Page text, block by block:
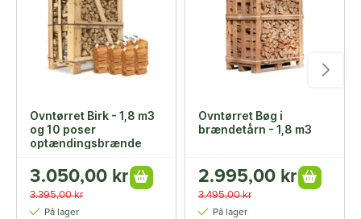
Ovntørret Birk - 1,8 m3
og 10 poser
optændingsbrænde
3.050,00 kr
3.395,00 kr
På lager
Ovntørret Bøg i
brændetårn - 1,8 m3
2.995,00 kr
3.495,00 kr
På lager